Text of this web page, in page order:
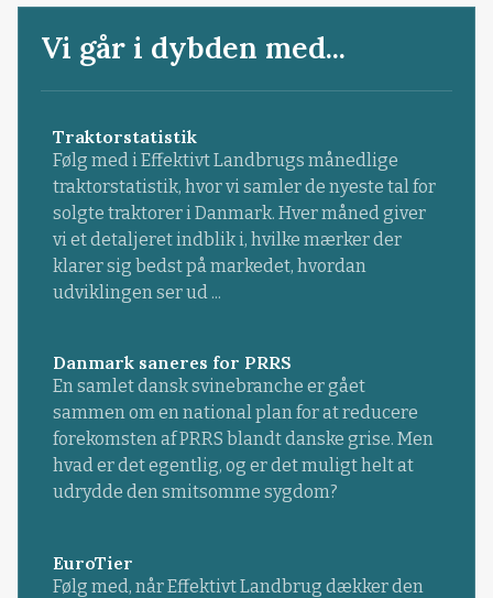
Vi går i dybden med...
Traktorstatistik
Følg med i Effektivt Landbrugs månedlige
traktorstatistik, hvor vi samler de nyeste tal for
solgte traktorer i Danmark. Hver måned giver
vi et detaljeret indblik i, hvilke mærker der
klarer sig bedst på markedet, hvordan
udviklingen ser ud ...
Danmark saneres for PRRS
En samlet dansk svinebranche er gået
sammen om en national plan for at reducere
forekomsten af PRRS blandt danske grise. Men
hvad er det egentlig, og er det muligt helt at
udrydde den smitsomme sygdom?
EuroTier
Følg med, når Effektivt Landbrug dækker den